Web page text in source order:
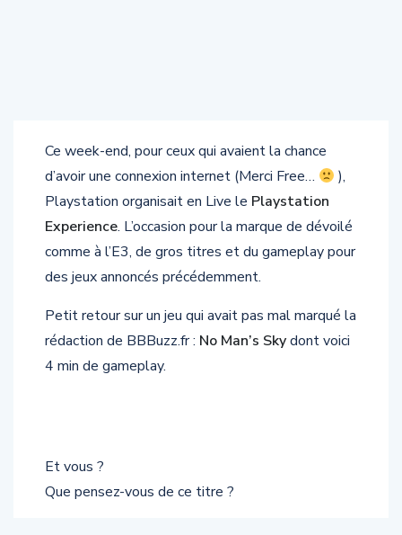
Ce week-end, pour ceux qui avaient la chance
d’avoir une connexion internet (Merci Free…
),
Playstation organisait en Live le Playstation
Experience. L’occasion pour la marque de dévoilé
comme à l’E3, de gros titres et du gameplay pour
des jeux annoncés précédemment.
Petit retour sur un jeu qui avait pas mal marqué la
rédaction de BBBuzz.fr : No Man’s Skydont voici
4 min de gameplay.
Et vous ?
Que pensez-vous de ce titre ?